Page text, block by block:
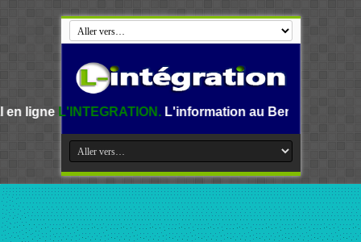
L'information au Benin, en Afrique et dans le